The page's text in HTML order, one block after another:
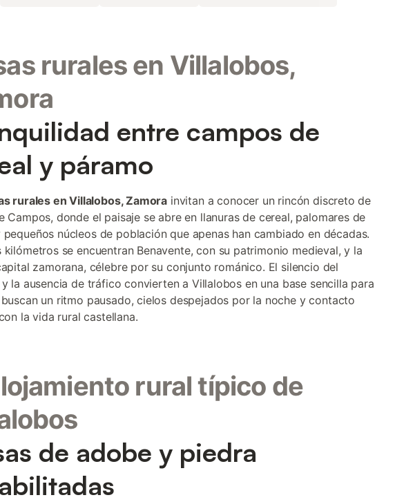
rurales en Villalobos,
entre campos de
y páramo
rurales en Villalobos, Zamora invitan a conocer un rincón discreto de
Campos, donde el paisaje se abre en llanuras de cereal, palomares de
núcleos de población que apenas han cambiado en décadas.
kilómetros se encuentran Benavente, con su patrimonio medieval, y la
zamorana, célebre por su conjunto románico. El silencio del
la ausencia de tráfico convierten a Villalobos en una base sencilla para
un ritmo pausado, cielos despejados por la noche y contacto
la vida rural castellana.
rural típico de
de adobe y piedra